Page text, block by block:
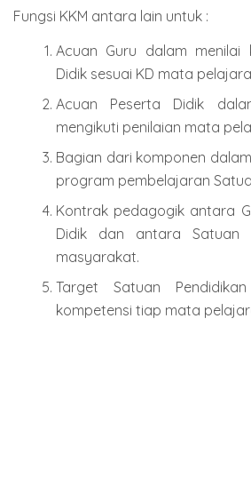
Fungsi KKM antara lain untuk :
Acuan Guru dalam menilai
Didik sesuai KD mata
Acuan Peserta Didik
mengikuti penilaian mata
Bagian dari komponen
program pembelajaran
Kontrak pedagogik antara
Didik dan antara Satuan
masyarakat.
Target Satuan
kompetensi tiap mata